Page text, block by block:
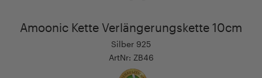
Amoonic Kette Verlängerungskette 10cm
Silber 925
ArtNr: ZB46